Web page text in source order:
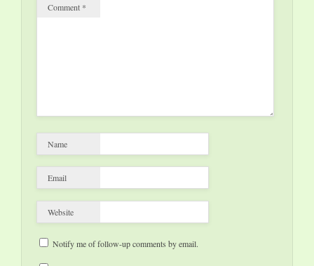
Comment *
Name
Email
Website
Notify me of follow-up comments by email.